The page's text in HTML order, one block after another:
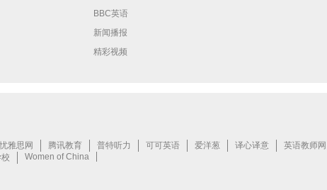
BBC英语
新闻播报
精彩视频